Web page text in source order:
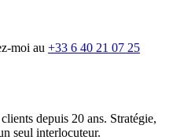
moi au +33 6 40 21 07 25
depuis 20 ans. Stratégie,
seul interlocuteur.